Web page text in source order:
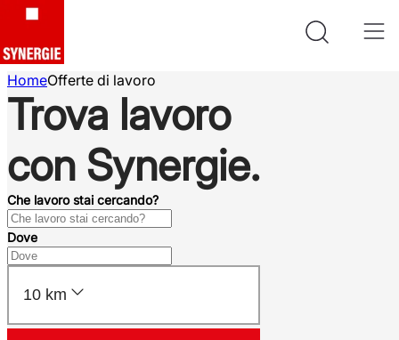
HomeOfferte di lavoro
Trova lavoro
con Synergie.
Che lavoro stai cercando?
Dove
10 km